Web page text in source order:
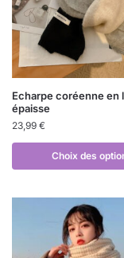
Echarpe coréenne en
épaisse
23,99 €
Choix des